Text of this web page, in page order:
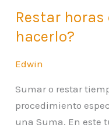
Restar horas
hacerlo?
Edwin
Sumar o restar
procedimiento
una Suma. En este